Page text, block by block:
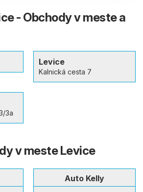
- Obchody v meste a
Levice
Kalnická cesta 7
3a
v meste Levice
Auto Kelly